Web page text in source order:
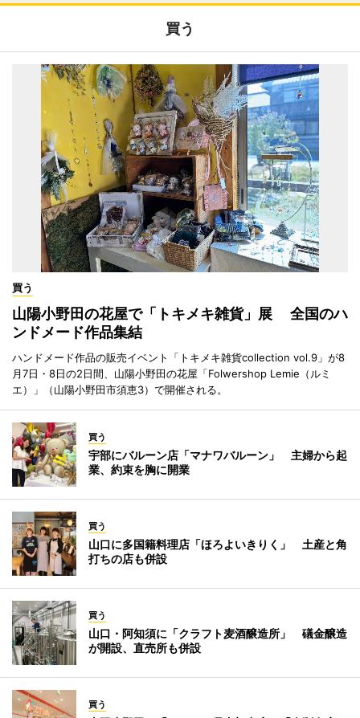
買う
買う
山陽小野田の花屋で「トキメキ雑貨」展 全国のハ
ンドメード作品集結
ハンドメード作品の販売イベント「トキメキ雑貨collection vol.9」が8
月7日・8日の2日間、山陽小野田の花屋「Folwershop Lemie（ルミ
エ）」（山陽小野田市須恵3）で開催される。
買う
宇部にバルーン店「マナワバルーン」 主婦から起
業、約束を胸に開業
買う
山口に多国籍料理店「ほろよいきりく」 土産と角
打ちの店も併設
買う
山口・阿知須に「クラフト麦酒醸造所」 礒金醸造
が開設、直売所も併設
買う